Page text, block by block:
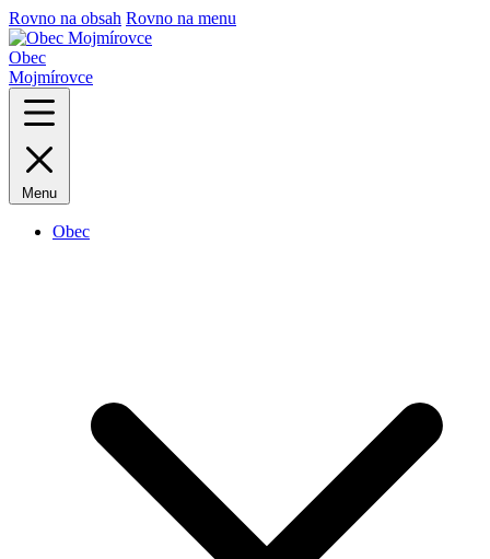
Rovno na obsah Rovno na menu
Obec
Mojmírovce
Menu
Obec